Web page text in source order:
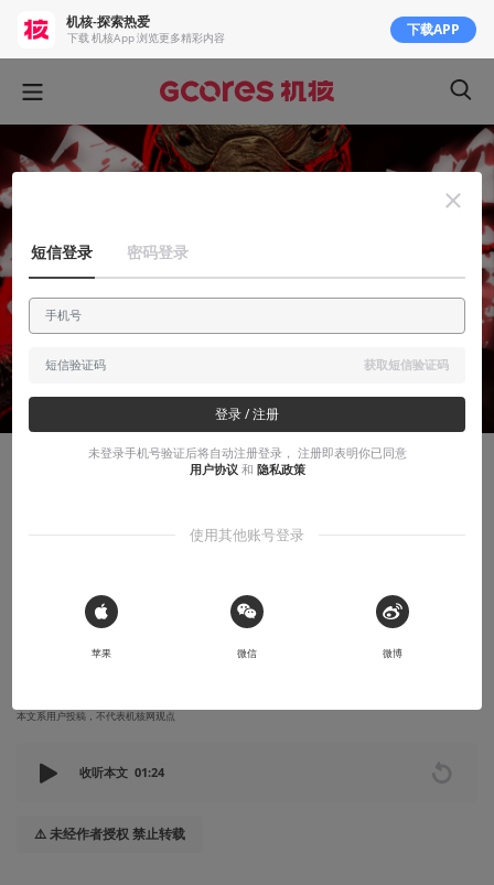
模风掠影（卷三十七）：ZACKY的《铁血
NECA也出了太多《铁血战士》角色商品了吧？
Kazuya
本文系用户投稿，不代表机核网观点
收听本文 01:24
⚠️ 未经作者授权 禁止转载
机核-探索热爱
下载 机核App 浏览更多精彩内容 下载APP
短信登录 密码登录
获取短信验证码
登录 / 注册
未登录手机号验证后将自动注册登录， 注册即表明你已同意
用户协议 和 隐私政策
使用其他账号登录
 Sign in with Apple
苹果 微信 微博